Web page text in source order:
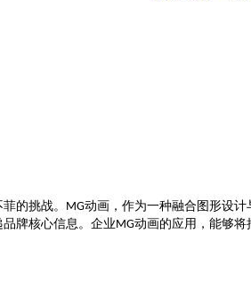
的挑战。 MG动画，作为一种融合图形设
牌核心信息。企业 MG动画的应用，能够将